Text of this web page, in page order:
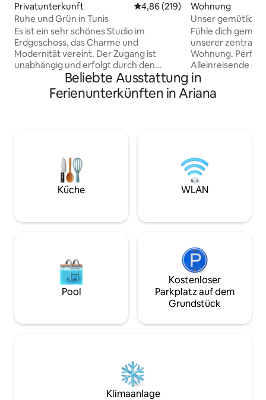
Privatunterkunft Durchschnittliche Bewertung:
4,86 (219)
Ruhe und Grün in Tunis
Es ist ein sehr schönes Studio im
Erdgeschoss, das Charme und
Modernität vereint. Der Zugang ist
unabhängig und erfolgt durch den
Garten: eine Oase der Ruhe und des
Grüns ... Nur wenige Meter von den
Geschäften und Restaurants entfernt,
und Gourmet sind 2 Minuten zu Fuß usw.
ist 7 Minuten mit dem Auto entfernt Sie
sind 18 km von der Marsa von Sidi Bou
immer Platz! Die Bus- oder U-Bahn-
Die Einrichtung ist nüchtern, im
tunesischen Stil sehr sauber in süßen
Elfenbeintönen und Grautönen ( sehr
cookooning!). Das Studio ist mit einem
ausgezeichneter Bettwäsche
Küchenzeile ist komplett ausgestattet:
Kühlschrank mit Gefrierfach ,
Induktionskochfeld , Mikrowelle,
Wohnung
Unser
Brandneu!
Fühle dich
unserer
Wohnung.
Alleinreisende
unser Ein-
brandneue
Flair,
Ecke von einer
Metzgerei und
für Abende zu
Zentralheizung/
Beliebte Ausstattung in
Ferienunterkünften in Ariana
Küche WLAN
Pool
Kostenloser
Parkplatz auf dem
Grundstück
Klimaanlage